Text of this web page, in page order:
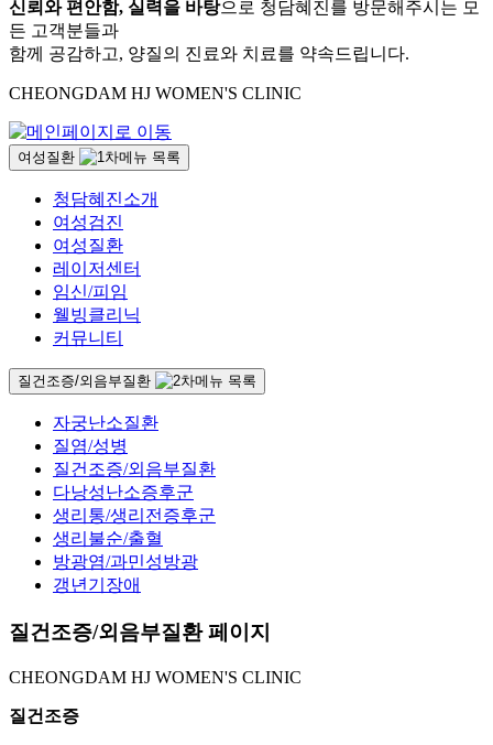
신뢰와 편안함, 실력을 바탕으로 청담혜진를 방문해주시는 모
든 고객분들과
함께 공감하고, 양질의 진료와 치료를 약속드립니다.
CHEONGDAM HJ WOMEN'S CLINIC
여성질환
청담혜진소개
여성검진
여성질환
레이저센터
임신/피임
웰빙클리닉
커뮤니티
질건조증/외음부질환
자궁난소질환
질염/성병
질건조증/외음부질환
다낭성난소증후군
생리통/생리전증후군
생리불순/출혈
방광염/과민성방광
갱년기장애
질건조증/외음부질환 페이지
CHEONGDAM HJ WOMEN'S CLINIC
질건조증